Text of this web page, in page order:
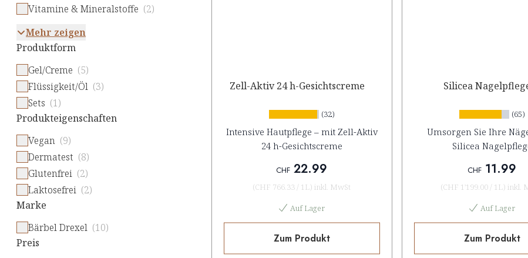
Vitamine & Mineralstoffe (2)
Mehr zeigen
Produktform
Gel/Creme (5)
Flüssigkeit/Öl (3)
Sets (1)
Produkteigenschaften
Vegan (9)
Dermatest (8)
Glutenfrei (2)
Laktosefrei (2)
Marke
Bärbel Drexel (10)
Preis
Zell-Aktiv 24 h-Gesichtscreme
(32)
Intensive Hautpflege – mit Zell-Aktiv
24 h-Gesichtscreme
CHF 22.99
(CHF 766.33 / 1L) inkl. MwSt
Auf Lager
Zum Produkt
Silicea
(65)
Umsorgen Sie Ihre
Silicea
CHF 11.99
(CHF 1'199.00 / 1L) inkl.
Auf Lager
Zum Produkt